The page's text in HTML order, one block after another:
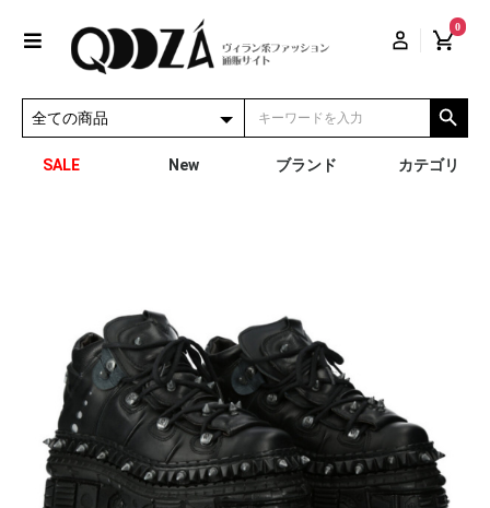
0
SALE New ブランド カテゴリ